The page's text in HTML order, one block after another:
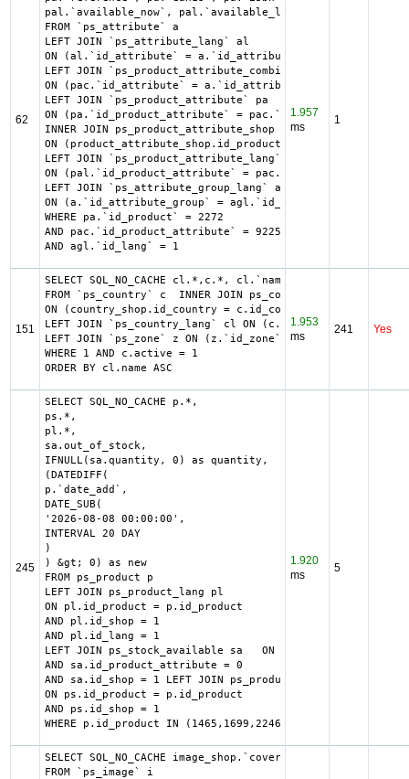
62
pal.`available_now`, pal.`available_later`
FROM `ps_attribute` a
LEFT JOIN `ps_attribute_lang` al
ON (al.`id_attribute` = a.`id_attribute` AND
LEFT JOIN `ps_product_attribute_combination` pac
ON (pac.`id_attribute` = a.`id_attribute`)
LEFT JOIN `ps_product_attribute` pa
ON (pa.`id_product_attribute` =
INNER JOIN ps_product_attribute_shop
ON (product_attribute_shop.id_product_attribute =
LEFT JOIN `ps_product_attribute_lang` pal
ON (pal.`id_product_attribute` =
LEFT JOIN `ps_attribute_group_lang` agl
ON (a.`id_attribute_group` = agl.`id_attribute_group`
WHERE pa.`id_product` = 2272
AND pac.`id_product_attribute` = 9225
AND agl.`id_lang` = 1
1.957
ms
1
151
SELECT SQL_NO_CACHE cl.*,c.*, cl.`name` country,
FROM `ps_country` c  INNER JOIN ps_country_shop
ON (country_shop.id_country = c.id_country AND
LEFT JOIN `ps_country_lang` cl ON (c.`id_country` =
LEFT JOIN `ps_zone` z ON (z.`id_zone` = c.`id_zone`)
WHERE 1 AND c.active = 1
ORDER BY cl.name ASC
1.953
ms
241 Yes
245
SELECT SQL_NO_CACHE p.*,
ps.*,
pl.*,
sa.out_of_stock,
IFNULL(sa.quantity, 0) as quantity,
(DATEDIFF(
p.`date_add`,
DATE_SUB(
'2026-08-08 00:00:00',
INTERVAL 20 DAY
)
) &gt; 0) as new
FROM ps_product p
LEFT JOIN ps_product_lang pl
ON pl.id_product = p.id_product
AND pl.id_shop = 1
AND pl.id_lang = 1
LEFT JOIN ps_stock_available sa   ON sa.id_product =
AND sa.id_product_attribute = 0
AND sa.id_shop = 1 LEFT JOIN ps_product_shop ps
ON ps.id_product = p.id_product
AND ps.id_shop = 1
WHERE p.id_product IN (1465,1699,2246,2243,1747)
1.920
ms
5
SELECT SQL_NO_CACHE image_shop.`cover`,
FROM `ps_image` i